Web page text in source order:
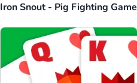
Iron Snout - Pig Fighting Game